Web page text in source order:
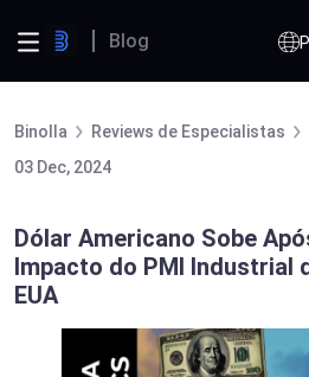
Blog
Binolla Reviews de Especialistas
03 Dec, 2024
Dólar Americano Sobe
Impacto do PMI Industrial
EUA